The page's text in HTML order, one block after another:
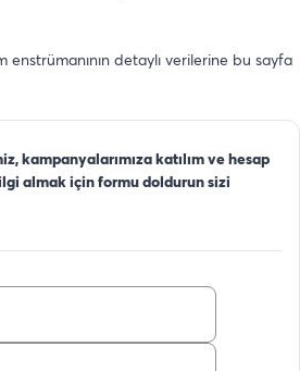
enstrümanının detaylı verilerine bu sayfa
kampanyalarımıza katılım ve hesap
almak için formu doldurun sizi